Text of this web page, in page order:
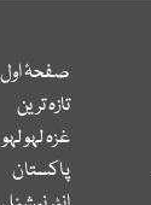
صفحۂ اول
تازہ ترین
غزہ لہو لہو
پاکستان